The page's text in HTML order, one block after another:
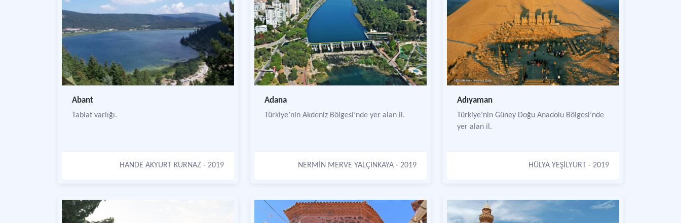
Abant
Tabiat varlığı.
HANDE AKYURT KURNAZ - 2019
Adana
Türkiye’nin Akdeniz Bölgesi’nde yer alan il.
NERMİN MERVE YALÇINKAYA - 2019
Adıyaman
Türkiye’nin Güney Doğu Anadolu Bölgesi’nde
yer alan il.
HÜLYA YEŞİLYURT - 2019